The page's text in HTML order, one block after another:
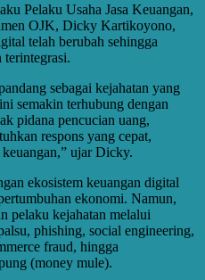
Pelaku Usaha Jasa Keuangan,
OJK, Dicky Kartikoyono,
telah berubah sehingga
terintegrasi.
sebagai kejahatan yang
semakin terhubung dengan
pidana pencucian uang,
respons yang cepat,
ujar Dicky.
ekosistem keuangan digital
ekonomi. Namun,
pelaku kejahatan melalui
phishing, social engineering,
fraud, hingga
(money mule).